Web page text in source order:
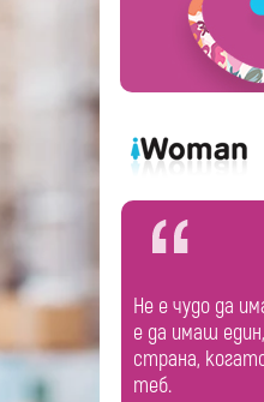
Не е чудо да
е да имаш
страна,
теб.